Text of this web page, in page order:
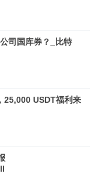
司国库券？_比特
USDT福利来